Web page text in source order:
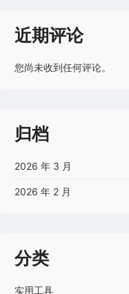
近期评论
您尚未收到任何评论。
归档
2026 年 3 月
2026 年 2 月
分类
实用工具